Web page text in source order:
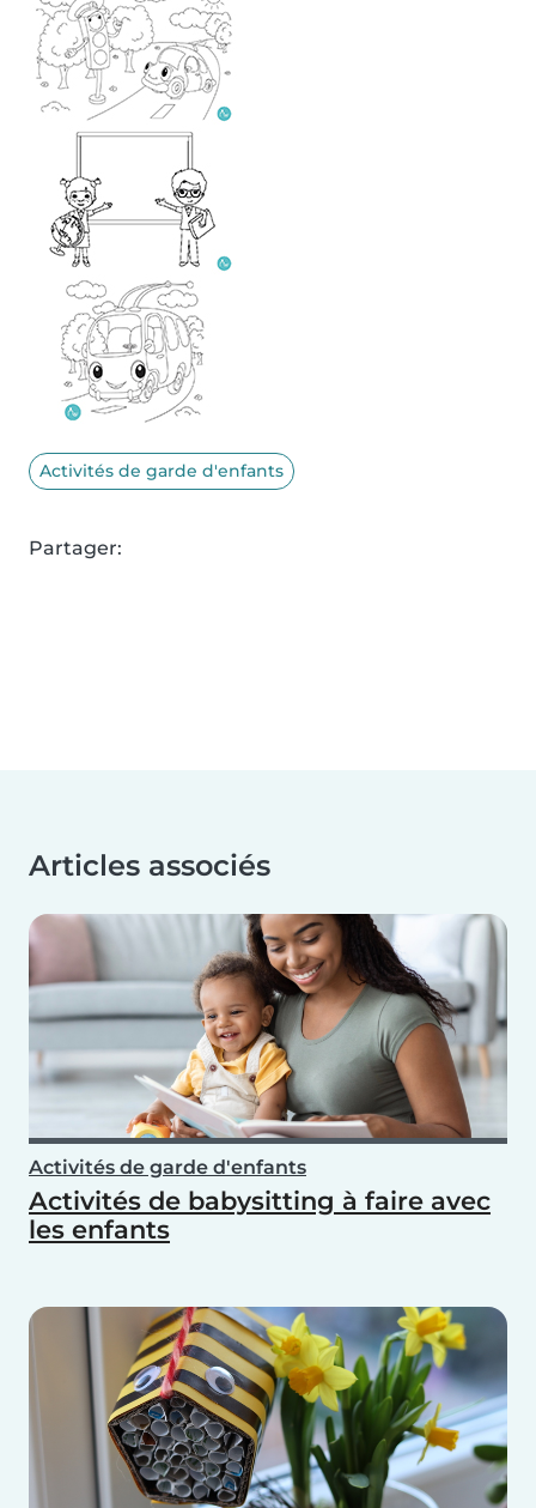
Activités de garde d'enfants
Partager:
Articles associés
Activités de garde d'enfants
Activités de babysitting à faire avec
les enfants